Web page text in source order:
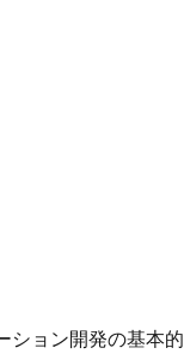
ション開発の基本的